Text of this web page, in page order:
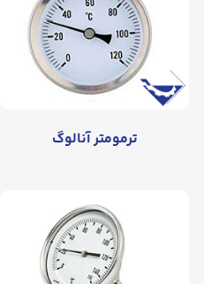
ترمومتر آنالوگ